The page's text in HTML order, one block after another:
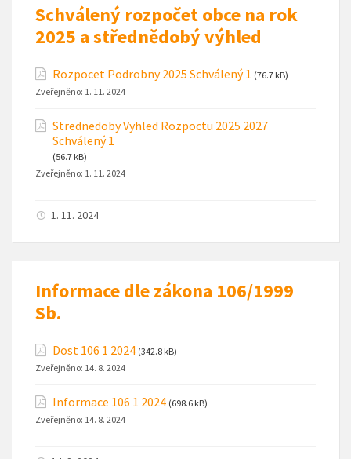
Schválený rozpočet obce na rok
2025 a střednědobý výhled
Rozpocet Podrobny 2025 Schválený 1 (76.7 kB)
Zveřejněno: 1. 11. 2024
Strednedoby Vyhled Rozpoctu 2025 2027
Schválený 1
(56.7 kB)
Zveřejněno: 1. 11. 2024
1. 11. 2024
Informace dle zákona 106/1999
Sb.
Dost 106 1 2024 (342.8 kB)
Zveřejněno: 14. 8. 2024
Informace 106 1 2024 (698.6 kB)
Zveřejněno: 14. 8. 2024